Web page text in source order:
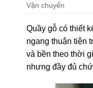
Vận chuyển
Quầy gỗ có thiết
ngang thuận tiện
và bền theo thời
nhưng đầy đủ